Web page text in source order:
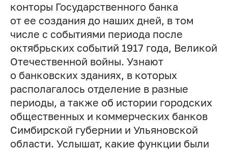
конторы Государственного банка
от ее создания до наших дней, в том
числе с событиями периода после
октябрьских событий 1917 года, Великой
Отечественной войны. Узнают
о банковских зданиях, в которых
располагалось отделение в разные
периоды, а также об истории городских
общественных и коммерческих банков
Симбирской губернии и Ульяновской
области. Услышат, какие функции были